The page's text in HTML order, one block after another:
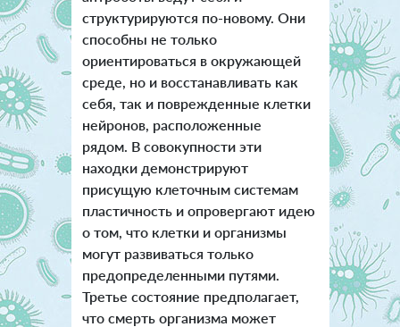
структурируются по-новому. Они
способны не только
ориентироваться в окружающей
среде, но и восстанавливать как
себя, так и поврежденные клетки
нейронов, расположенные
рядом. В совокупности эти
находки демонстрируют
присущую клеточным системам
пластичность и опровергают идею
о том, что клетки и организмы
могут развиваться только
предопределенными путями.
Третье состояние предполагает,
что смерть организма может